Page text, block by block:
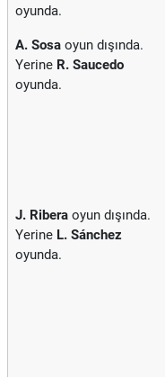
oyunda.
A. Sosa oyun dışında.
Yerine R. Saucedo
oyunda.
J. Ribera oyun dışında.
Yerine L. Sánchez
oyunda.